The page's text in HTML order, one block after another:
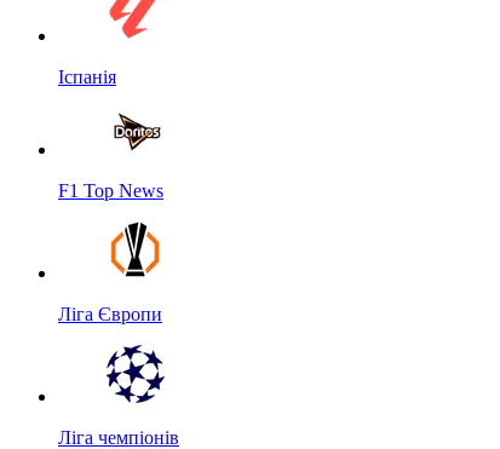
Іспанія
F1 Top News
Ліга Європи
Ліга чемпіонів